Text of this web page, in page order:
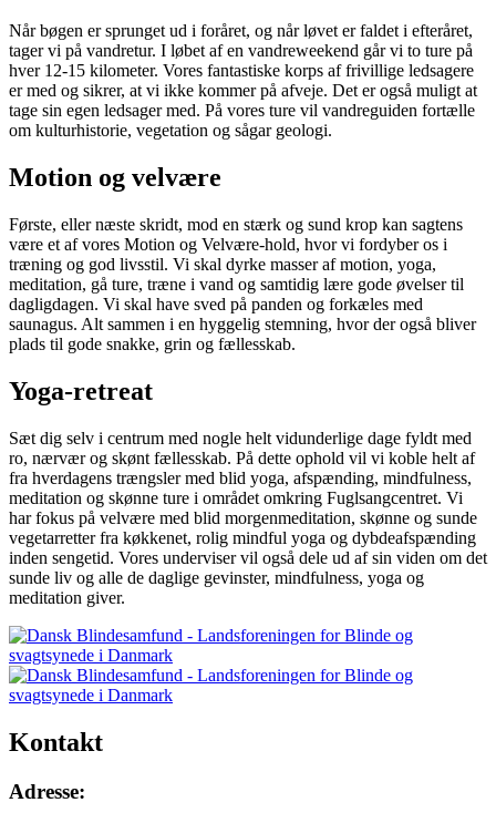
Når bøgen er sprunget ud i foråret, og når løvet er faldet i efteråret,
tager vi på vandretur. I løbet af en vandreweekend går vi to ture på
hver 12-15 kilometer. Vores fantastiske korps af frivillige ledsagere
er med og sikrer, at vi ikke kommer på afveje. Det er også muligt at
tage sin egen ledsager med. På vores ture vil vandreguiden fortælle
om kulturhistorie, vegetation og sågar geologi.
Motion og velvære
Første, eller næste skridt, mod en stærk og sund krop kan sagtens
være et af vores Motion og Velvære-hold, hvor vi fordyber os i
træning og god livsstil. Vi skal dyrke masser af motion, yoga,
meditation, gå ture, træne i vand og samtidig lære gode øvelser til
dagligdagen. Vi skal have sved på panden og forkæles med
saunagus. Alt sammen i en hyggelig stemning, hvor der også bliver
plads til gode snakke, grin og fællesskab.
Yoga-retreat
Sæt dig selv i centrum med nogle helt vidunderlige dage fyldt med
ro, nærvær og skønt fællesskab. På dette ophold vil vi koble helt af
fra hverdagens trængsler med blid yoga, afspænding, mindfulness,
meditation og skønne ture i området omkring Fuglsangcentret. Vi
har fokus på velvære med blid morgenmeditation, skønne og sunde
vegetarretter fra køkkenet, rolig mindful yoga og dybdeafspænding
inden sengetid. Vores underviser vil også dele ud af sin viden om det
sunde liv og alle de daglige gevinster, mindfulness, yoga og
meditation giver.
Kontakt
Adresse: